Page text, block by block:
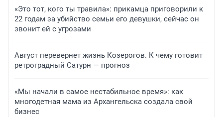
«Это тот, кого ты травила»: прикамца приговорили к
22 годам за убийство семьи его девушки, сейчас он
звонит ей с угрозами
Август перевернет жизнь Козерогов. К чему готовит
ретроградный Сатурн — прогноз
«Мы начали в самое нестабильное время»: как
многодетная мама из Архангельска создала свой
бизнес